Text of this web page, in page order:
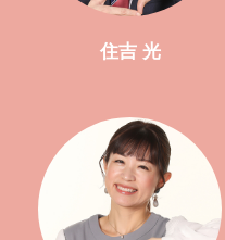
住吉 光